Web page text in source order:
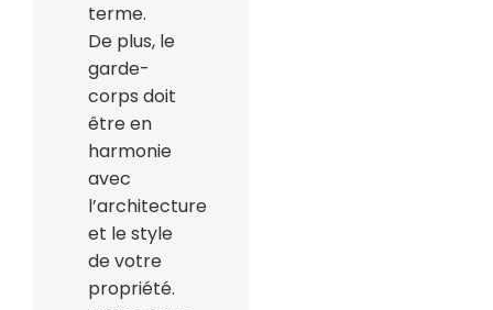
terme.
De plus, le
garde-
corps doit
être en
harmonie
avec
l’architecture
et le style
de votre
propriété.